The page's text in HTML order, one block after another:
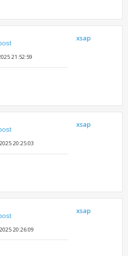
21:52:59
xsap
20:25:03
xsap
20:26:09
xsap